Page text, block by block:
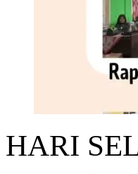
HARI